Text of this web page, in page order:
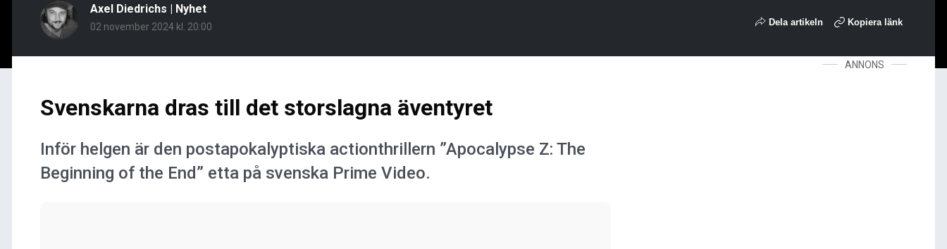
Axel Diedrichs | Nyhet
02 november 2024 kl. 20:00 Dela artikeln Kopiera länk
Svenskarna dras till det storslagna äventyret
Inför helgen är den postapokalyptiska actionthrillern ”Apocalypse Z: The
Beginning of the End” etta på svenska Prime Video.
ANNONS